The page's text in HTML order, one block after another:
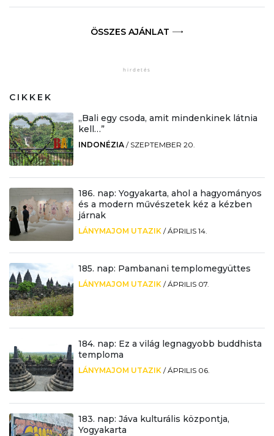
ÖSSZES AJÁNLAT
CIKKEK
„Bali egy csoda, amit mindenkinek látnia
kell…”
INDONÉZIA / SZEPTEMBER 20.
186. nap: Yogyakarta, ahol a hagyományos
és a modern művészetek kéz a kézben
járnak
LÁNYMAJOM UTAZIK /ÁPRILIS 14.
185. nap: Pambanani templomegyüttes
LÁNYMAJOM UTAZIK /ÁPRILIS 07.
184. nap: Ez a világ legnagyobb buddhista
temploma
LÁNYMAJOM UTAZIK /ÁPRILIS 06.
183. nap: Jáva kulturális központja,
Yogyakarta